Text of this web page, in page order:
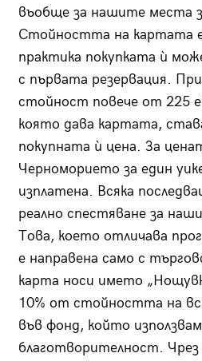
въобще за нашите места
Стойността на картата
практика покупката ѝ
с първата резервация.
стойност повече от 225
която дава картата,
покупната ѝ цена. За
Черноморието за един
изплатена. Всяка
реално спестяване за
Това, което отличава
е направена само с
карта носи името
10% от стойността на
във фонд, който
благотворителност. Чрез